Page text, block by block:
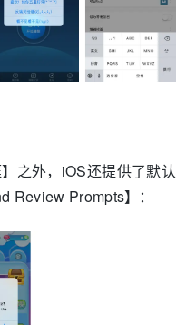
之外，iOS还提供了默认
Review Prompts】：